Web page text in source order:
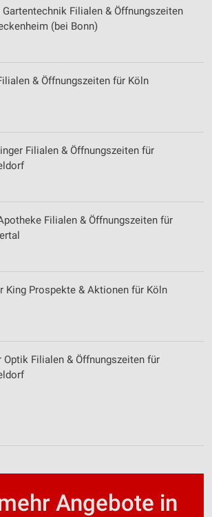
Gartentechnik Filialen & Öffnungszeiten
(bei Bonn)
& Öffnungszeiten für Köln
Filialen & Öffnungszeiten für
Filialen & Öffnungszeiten für
King Prospekte & Aktionen für Köln
Optik Filialen & Öffnungszeiten für
Angebote in